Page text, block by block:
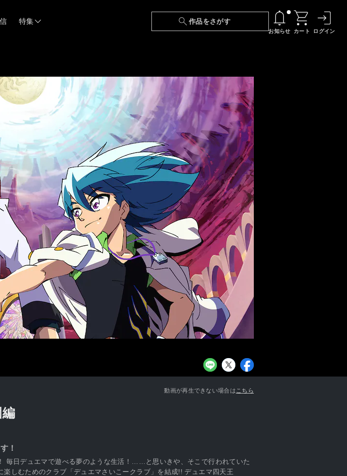
特集 作品をさがす
お知らせ
06/03
『最強の王様、二度目の人生は何をする？』第
24話 配信日変更のお知らせ
05/21 【障害】映像再生における不具合に関しまして
05/14
【日本語字幕】【セリフ検索】新規追加のお知
らせ
04/28
【障害】Android TVにおける不具合に関しまし
て
お知らせ一覧へ
カート ログイン
動画が再生できない場合はこちら
！
毎日デュエマで遊べる夢のような生活！……と思いきや、そこで行われていた
しむためのクラブ「デュエマさいこークラブ」を結成!! デュエマ四天王